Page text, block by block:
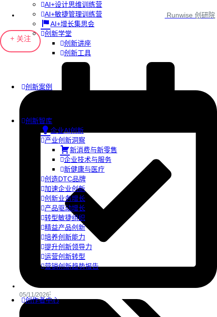
AI+设计思维训练营
AI+敏捷管理训练营
AI+增长集思会
创新学堂
创新讲座
创新工具
创新案例
创新智库
企业AI创新
产业创新洞察
新消费与新零售
企业技术与服务
新健康与医疗
创造DTC品牌
加速企业创新
创新业务增长
产品驱动增长
转型敏捷组织
精益产品创新
培养创新能力
提升创新领导力
运营创新转型
营销创新趋势报告
创作者中心
Runwise 创研院
+ 关注
05/11/2026